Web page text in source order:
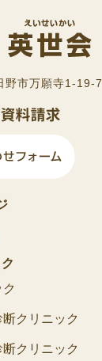
野市万願寺1-19-7
クリニック
クリニック